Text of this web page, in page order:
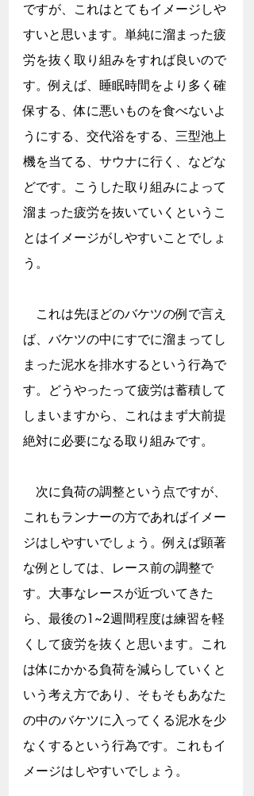
ですが、これはとてもイメージしや
すいと思います。単純に溜まった疲
労を抜く取り組みをすれば良いので
す。例えば、睡眠時間をより多く確
保する、体に悪いものを食べないよ
うにする、交代浴をする、三型池上
機を当てる、サウナに行く、などな
どです。こうした取り組みによって
溜まった疲労を抜いていくというこ
とはイメージがしやすいことでしょ
う。
これは先ほどのバケツの例で言え
ば、バケツの中にすでに溜まってし
まった泥水を排水するという行為で
す。どうやったって疲労は蓄積して
しまいますから、これはまず大前提
絶対に必要になる取り組みです。
次に負荷の調整という点ですが、
これもランナーの方であればイメー
ジはしやすいでしょう。例えば顕著
な例としては、レース前の調整で
す。大事なレースが近づいてきた
ら、最後の1~2週間程度は練習を軽
くして疲労を抜くと思います。これ
は体にかかる負荷を減らしていくと
いう考え方であり、そもそもあなた
の中のバケツに入ってくる泥水を少
なくするという行為です。これもイ
メージはしやすいでしょう。